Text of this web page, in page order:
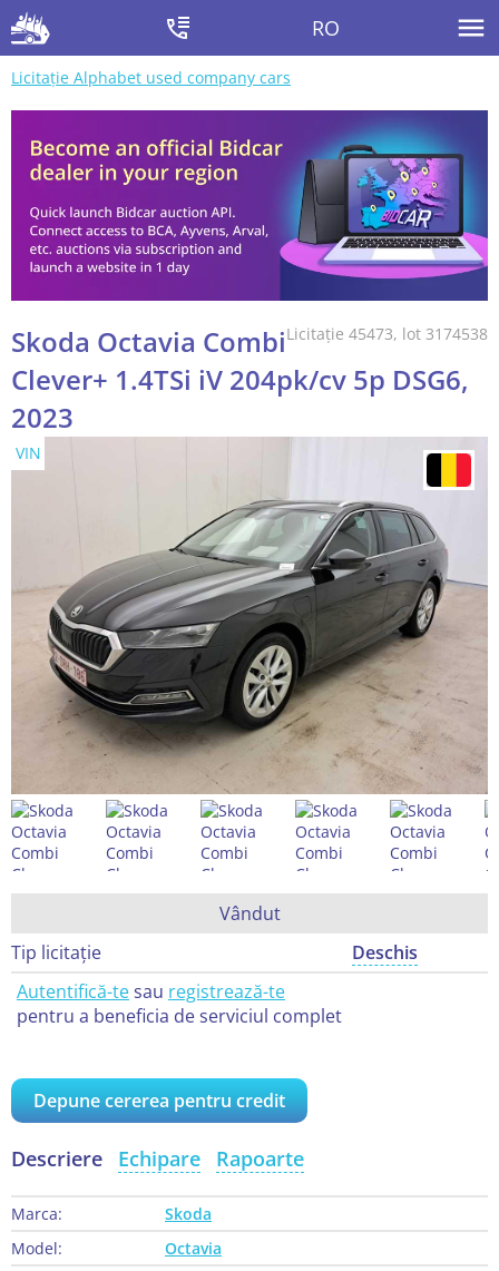
RO
Licitație Alphabet used company cars
Licitație 45473, lot 3174538
Skoda Octavia Combi
Clever+ 1.4TSi iV 204pk/cv 5p DSG6,
2023
VIN
Vândut
Tip licitație
Deschis
Autentifică-tesau registrează-te
pentru a beneficia de serviciul complet
Depune cererea pentru credit
Descriere Echipare Rapoarte
Marca:
Skoda
Model:
Octavia